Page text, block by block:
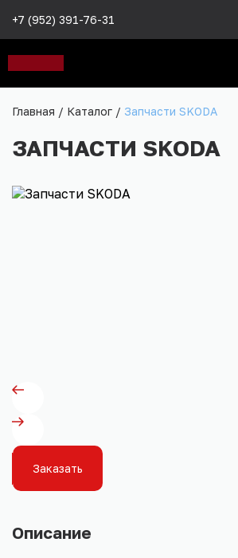
+7 (952) 391-76-31
Главная / Каталог / Запчасти SKODA
ЗАПЧАСТИ SKODA
Заказать
Описание